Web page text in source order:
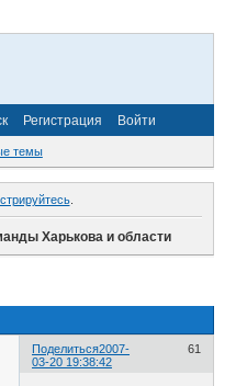
Регистрация Войти
темы
.
Харькова и области
Поделиться 61
2007-
03-20 19:38:42